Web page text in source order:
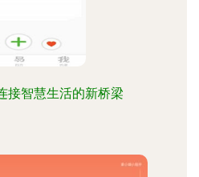
接智慧生活的新桥梁